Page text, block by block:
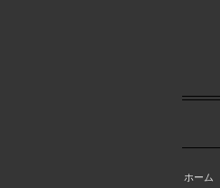
ホーム